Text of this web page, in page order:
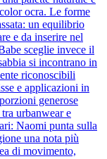
ocra. Le forme
un equilibrio
e da inserire nel
sceglie invece il
si incontrano in
riconoscibili
e applicazioni in
generose
urbanwear e
Naomi punta sulla
una nota più
di movimento,